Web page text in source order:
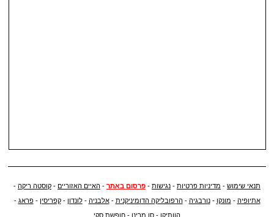
תנאי שימוש - מדיניות פרטיות - נגישות - פרסום באתר - האיים האזוריים - קוסטה ריקה -
אתיופיה - מונקו -נורבגיה -הרפובליקה הדומיניקנית -אלבניה -לונדון -קפריסין -פראג -
הוותיקן - סן מרינו - חופשת סקי